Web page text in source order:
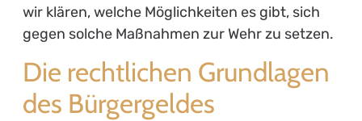
wir klären, welche Möglichkeiten es gibt, sich
gegen solche Maßnahmen zur Wehr zu setzen.
Die rechtlichen Grundlagen
des Bürgergeldes